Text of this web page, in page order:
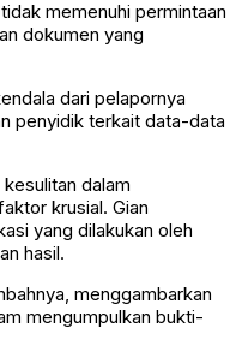
memenuhi permintaan
dokumen yang
dari pelapornya
penyidik terkait data-data
dalam
krusial. Gian
yang dilakukan oleh
hasil.
menggambarkan
mengumpulkan bukti-